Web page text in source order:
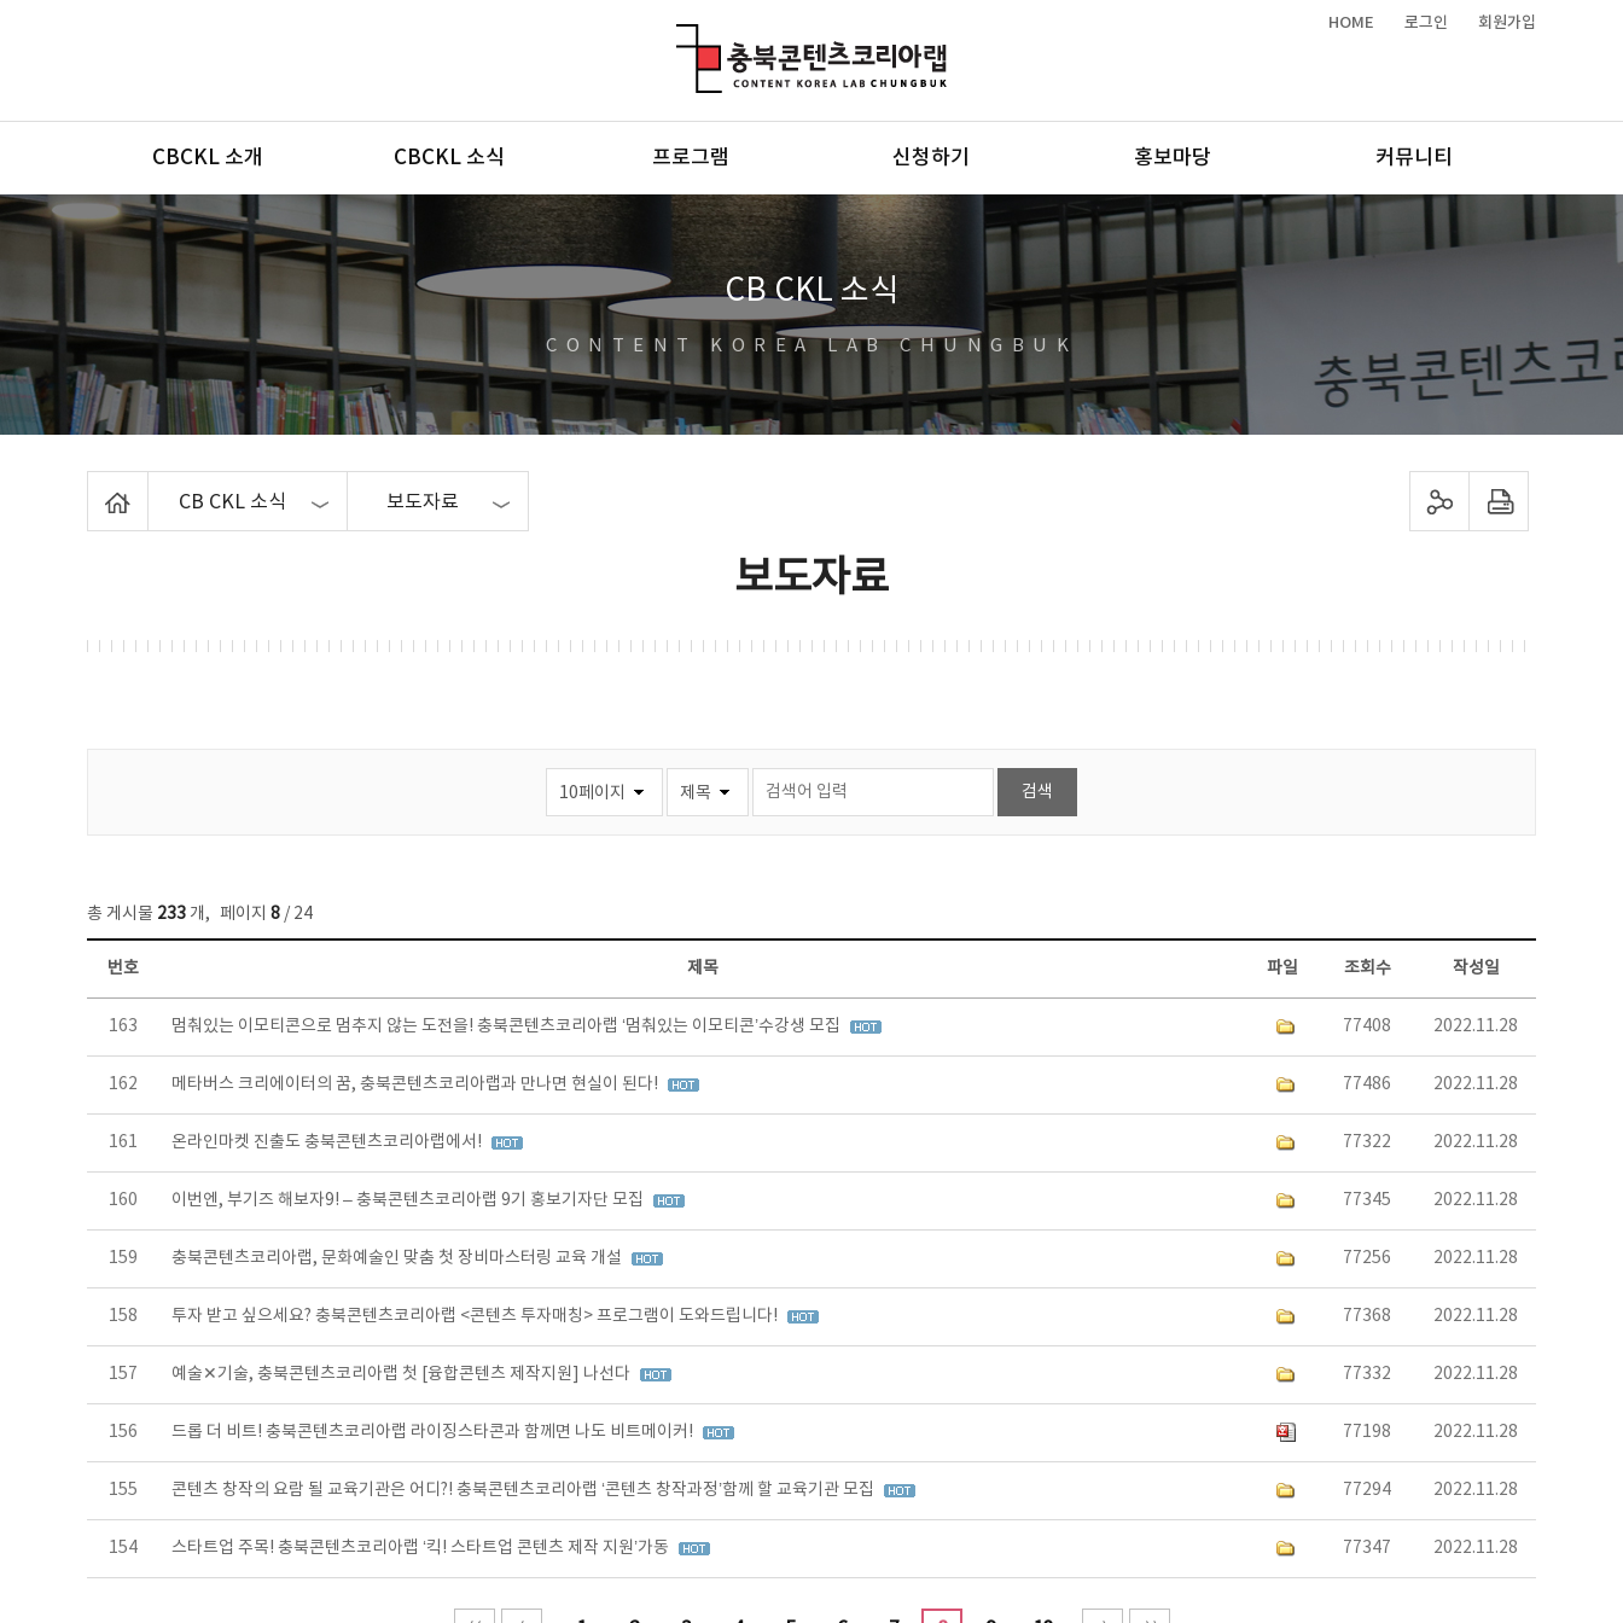
HOME 로그인 회원가입
메뉴
CBCKL 소개 CBCKL 소식 프로그램 신청하기 홍보마당 커뮤니티
CB CKL 소식
CONTENT KOREA LAB CHUNGBUK
CB CKL 소식 보도자료 sns 공유하기 프린트하기
보도자료
총 게시물 233 개, 페이지 8 / 24
보도자료 목록 - 번호, 제목, 작성자, 파일, 조회수, 작성일 정보 제공
번호 제목 파일 조회수 작성일
163 멈춰있는 이모티콘으로 멈추지 않는 도전을! 충북콘텐츠코리아랩 ‘멈춰있는 이모티콘’수강생 모집 77408 2022.11.28
162 메타버스 크리에이터의 꿈, 충북콘텐츠코리아랩과 만나면 현실이 된다! 77486 2022.11.28
161 온라인마켓 진출도 충북콘텐츠코리아랩에서! 77322 2022.11.28
160 이번엔, 부기즈 해보자9! – 충북콘텐츠코리아랩 9기 홍보기자단 모집 77345 2022.11.28
159 충북콘텐츠코리아랩, 문화예술인 맞춤 첫 장비마스터링 교육 개설 77256 2022.11.28
158 투자 받고 싶으세요? 충북콘텐츠코리아랩 <콘텐츠 투자매칭> 프로그램이 도와드립니다! 77368 2022.11.28
157 예술✕기술, 충북콘텐츠코리아랩 첫 [융합콘텐츠 제작지원] 나선다 77332 2022.11.28
156 드롭 더 비트! 충북콘텐츠코리아랩 라이징스타콘과 함께면 나도 비트메이커! 77198 2022.11.28
155 콘텐츠 창작의 요람 될 교육기관은 어디?! 충북콘텐츠코리아랩 ‘콘텐츠 창작과정’함께 할 교육기관 모집 77294 2022.11.28
154 스타트업 주목! 충북콘텐츠코리아랩 ‘킥! 스타트업 콘텐츠 제작 지원’가동 77347 2022.11.28